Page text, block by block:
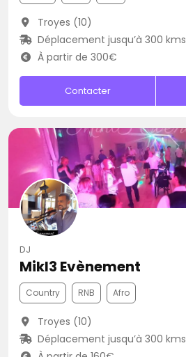
Troyes (10)
Déplacement jusqu’à 300 kms
À partir de 300€
Contacter
DJ
Mikl3 Evènement
Country RNB Afro
Troyes (10)
Déplacement jusqu’à 300 kms